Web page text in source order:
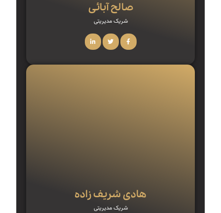
صالح آبائی
شریک مدیریتی
هادی شریف زاده
شریک مدیریتی